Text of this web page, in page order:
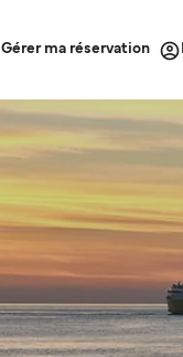
Gérer ma réservation